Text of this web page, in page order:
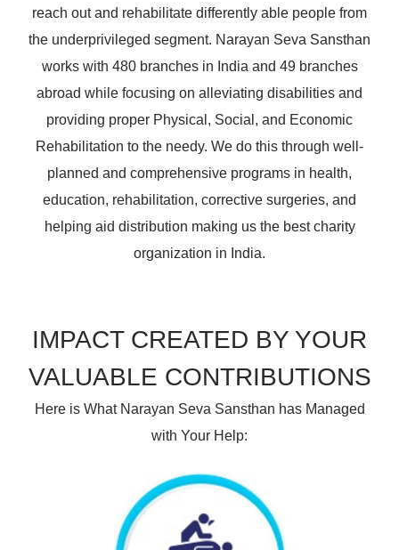
reach out and rehabilitate differently able people from
the underprivileged segment. Narayan Seva Sansthan
works with 480 branches in India and 49 branches
abroad while focusing on alleviating disabilities and
providing proper Physical, Social, and Economic
Rehabilitation to the needy. We do this through well-
planned and comprehensive programs in health,
education, rehabilitation, corrective surgeries, and
helping aid distribution making us the best charity
organization in India.
IMPACT CREATED BY YOUR
VALUABLE CONTRIBUTIONS
Here is What Narayan Seva Sansthan has Managed
with Your Help: